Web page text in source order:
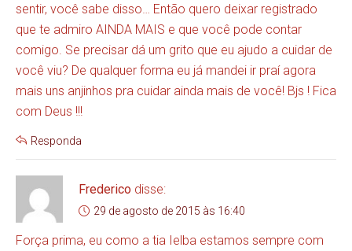
sentir, você sabe disso… Então quero deixar registrado
que te admiro AINDA MAIS e que você pode contar
comigo. Se precisar dá um grito que eu ajudo a cuidar de
você viu? De qualquer forma eu já mandei ir praí agora
mais uns anjinhos pra cuidar ainda mais de você! Bjs ! Fica
com Deus !!!
Responda
Frederico disse:
29 de agosto de 2015 às 16:40
Força prima, eu como a tia Ielba estamos sempre com